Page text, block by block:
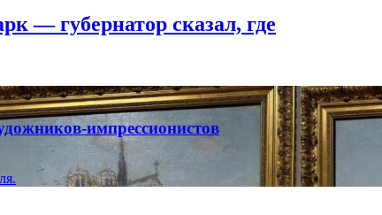
— губернатор сказал, где
импрессионистов